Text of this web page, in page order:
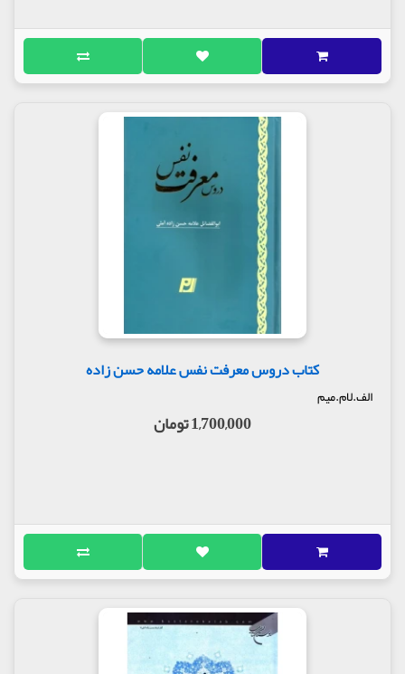
کتاب دروس معرفت نفس علامه حسن زاده
الف.لام.میم
1,700,000 تومان